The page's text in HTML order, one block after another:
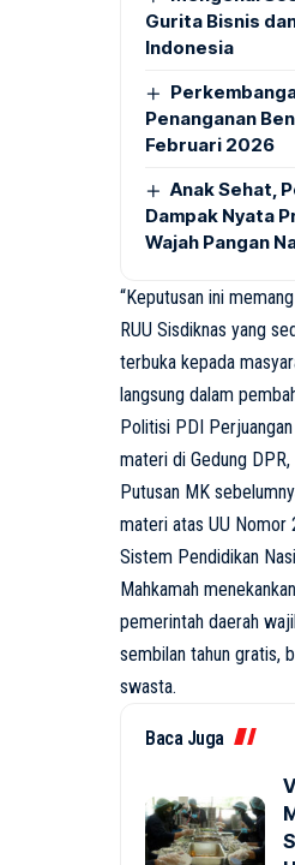
Gurita Bisnis
Indonesia
Penanganan
Februari 2026
Anak Sehat,
Dampak Nyata
Wajah Pangan
“Keputusan ini
RUU Sisdiknas yang
terbuka kepada
langsung dalam
Politisi PDI
materi di Gedung
Putusan MK
materi atas UU Nomor
Sistem Pendidikan
Mahkamah
pemerintah daerah
sembilan tahun gratis,
swasta.
Baca Juga